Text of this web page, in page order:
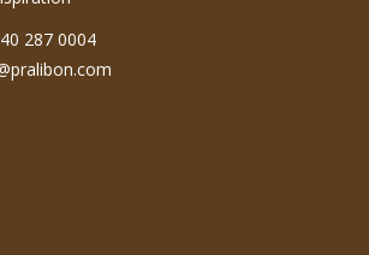
287 0004